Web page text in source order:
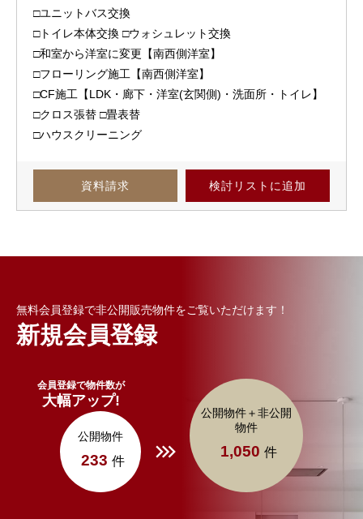
資料請求 検討リスト に追加
□ユニットバス交換
□トイレ本体交換 □ウォシュレット交換
□和室から洋室に変更【南西側洋室】
□フローリング施工【南西側洋室】
□CF施工【LDK・廊下・洋室(玄関側)・洗面所・トイレ】
□クロス張替 □畳表替
□ハウスクリーニング
無料会員登録で非公開販売物件をご覧いただけます！
新規会員登録
会員登録で物件数が
大幅アップ!
公開物件
233 件
公開物件＋非公開
物件
1,050 件